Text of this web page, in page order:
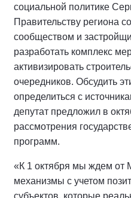
социальной политике
Правительству региона
сообществом и
разработать комплекс
активизировать
очередников. Обсудить
определиться с
депутат предложил в
рассмотрения
программ.
«К 1 октября мы ждем от
механизмы с учетом
субъектов, которые